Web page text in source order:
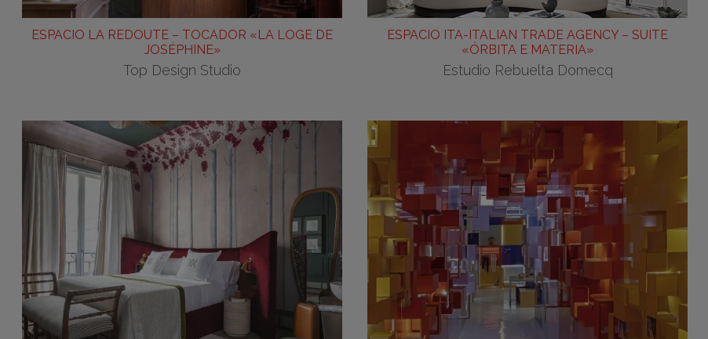
ESPACIO LA REDOUTE – TOCADOR «LA LOGE DE
JOSÉPHINE»
Top Design Studio
ESPACIO ITA-ITALIAN TRADE AGENCY – SUITE
«ÓRBITA E MATERIA»
Estudio Rebuelta Domecq